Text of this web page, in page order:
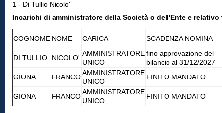
1 - Di Tullio Nicolo'
Incarichi di amministratore della Società o dell'Ente e
COGNOME NOME CARICA SCADENZA NOMINA
DI TULLIO NICOLO'
AMMINISTRATORE
UNICO
fino approvazione del
bilancio al 31/12/2027
GIONA
FRANCO
AMMINISTRATORE
UNICO
FINITO MANDATO
GIONA FRANCO
AMMINISTRATORE
UNICO
FINITO MANDATO